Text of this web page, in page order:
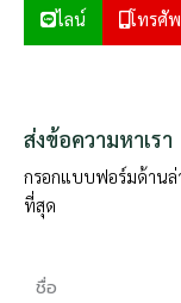
ไลน์ โทรศั
ส่งข้อความหาเรา
กรอกแบบฟอร์มด้านล่
ที่สุด
ชื่อ